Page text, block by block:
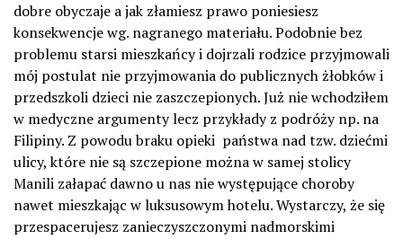
dobre obyczaje a jak złamiesz prawo poniesiesz
konsekwencje wg. nagranego materiału. Podobnie bez
problemu starsi mieszkańcy i dojrzali rodzice przyjmowali
mój postulat nie przyjmowania do publicznych żłobków i
przedszkoli dzieci nie zaszczepionych. Już nie wchodziłem
w medyczne argumenty lecz przykłady z podróży np. na
Filipiny. Z powodu braku opieki państwa nad tzw. dziećmi
ulicy, które nie są szczepione można w samej stolicy
Manili załapać dawno u nas nie występujące choroby
nawet mieszkając w luksusowym hotelu. Wystarczy, że się
przespacerujesz zanieczyszczonymi nadmorskimi